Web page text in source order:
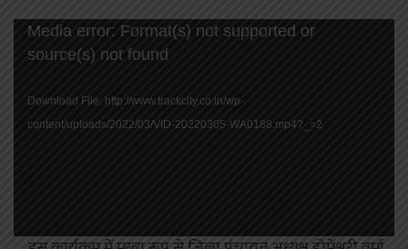
Video
Player
Media error: Format(s) not supported or
source(s) not found
Download File: http://www.trackcity.co.in/wp-
content/uploads/2022/03/VID-20220305-WA0188.mp4?_=2